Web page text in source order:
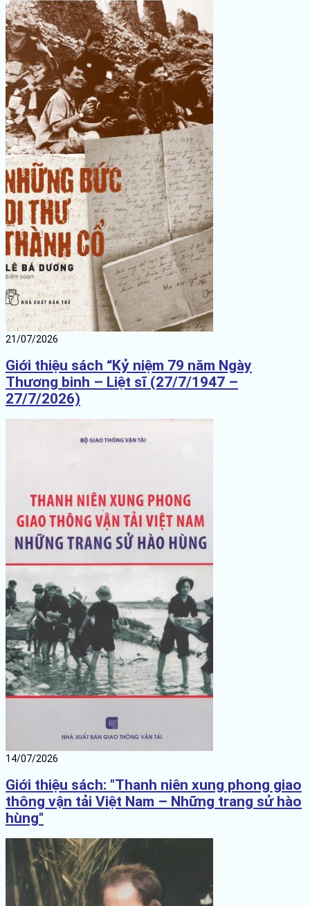
21/07/2026
Giới thiệu sách “Kỷ niệm 79 năm Ngày
Thương binh – Liệt sĩ (27/7/1947 –
27/7/2026)
14/07/2026
Giới thiệu sách: "Thanh niên xung phong giao
thông vận tải Việt Nam – Những trang sử hào
hùng"